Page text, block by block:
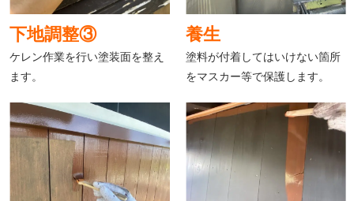
下地調整③
ケレン作業を行い塗装面を整え
ます。
養生
塗料が付着してはいけない箇所
をマスカー等で保護します。